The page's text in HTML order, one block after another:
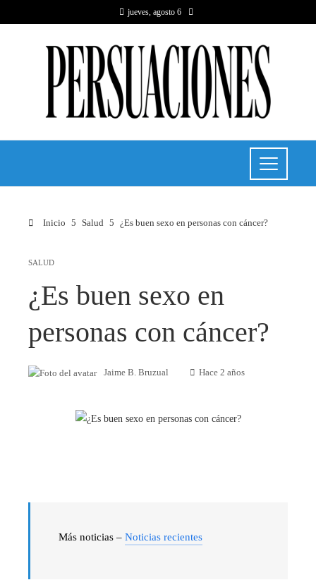
jueves, agosto 6
Inicio Salud ¿Es buen sexo en personas con cáncer?
SALUD
¿Es buen sexo en
personas con cáncer?
Jaime B. Bruzual Hace 2 años
Más noticias – Noticias recientes